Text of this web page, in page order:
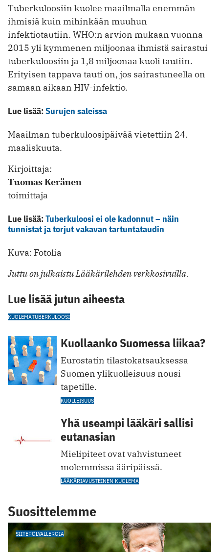
Tuberkuloosiin kuolee maailmalla enemmän
ihmisiä kuin mihinkään muuhun
infektiotautiin. WHO:n arvion mukaan vuonna
2015 yli kymmenen miljoonaa ihmistä sairastui
tuberkuloosiin ja 1,8 miljoonaa kuoli tautiin.
Erityisen tappava tauti on, jos sairastuneella on
samaan aikaan HIV-infektio.
Lue lisää:Surujen saleissa
Maailman tuberkuloosipäivää vietettiin 24.
maaliskuuta.
Kirjoittaja:
Tuomas Keränen
toimittaja
Lue lisää:Tuberkuloosi ei ole kadonnut – näin
tunnistat ja torjut vakavan tartuntataudin
Kuva: Fotolia
Juttu on julkaistu Lääkärilehden verkkosivuilla.
Lue lisää jutun aiheesta
KUOLEMATUBERKULOOSI
Kuollaanko Suomessa liikaa?
Eurostatin tilastokatsauksessa
Suomen ylikuolleisuus nousi
tapetille.
KUOLLEISUUS
Yhä useampi lääkäri sallisi
eutanasian
Mielipiteet ovat vahvistuneet
molemmissa ääripäissä.
LÄÄKÄRIAVUSTEINEN KUOLEMA
Suosittelemme
SIITEPÖLYALLERGIA